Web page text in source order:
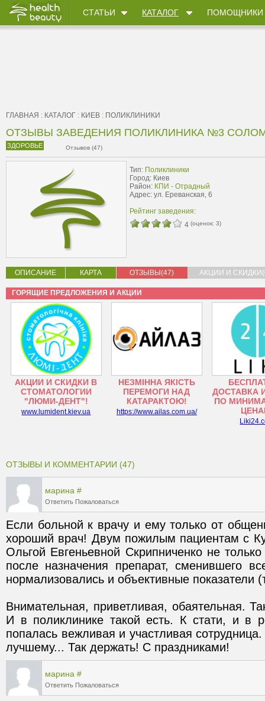
СТАТЬИ КАТАЛОГ ПОМОЩНИКИ
ГЛАВНАЯ : КАТАЛОГ : КИЕВ : ПОЛИКЛИНИКИ
ОТЗЫВЫ ЗАВЕДЕНИЯ ПОЛИКЛИНИКА №3
ЗДОРОВЬЕ Отзывов (47)
Тип: Поликлиники
Город: Киев
Район: КПИ - Отрадный
Адрес: ул. Ереванская, 6
Рейтинг заведения:
4 (оценок: 3)
ОПИСАНИЕ КАРТА ОТЗЫВЫ(47) АКЦИИ И
ГОРЯЩИЕ ПРЕДЛОЖЕНИЯ И АКЦИИ
АКЦИИ И СКИДКИ В
СТОМАТОЛОГИИ
"ЛЮМИ-ДЕНТ"!
www.lumident.kiev.ua
НЕЗМІННА ЯКІСТЬ
ПЕРЕМОГИ НАД
КАТАРАКТОЮ!
https://www.ailas.com.ua/
ДОСТАВКА
ПО
ОТЗЫВЫ И КОММЕНТАРИИ (47)
марина #
Ответить Пожаловаться
Если больной к врачу и ему только от
хороший врач! Двум пожилым пациентам с
Ольгой Евгеньевной Скрипниченко не
после назначения препарат, сменившего
Внимательная, приветливая, обаятельная.
И в поликлинике такой есть. К стати, и в
попалась вежливая и участливая
лучшему... Так держать! С праздниками!
марина #
Ответить Пожаловаться